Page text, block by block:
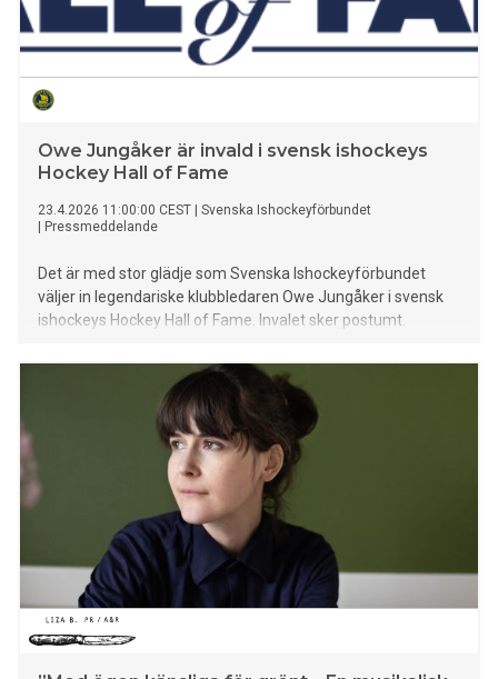
Owe Jungåker är invald i svensk ishockeys
Hockey Hall of Fame
23.4.2026 11:00:00 CEST
Svenska Ishockeyförbundet
Pressmeddelande
Det är med stor glädje som Svenska Ishockeyförbundet
väljer in legendariske klubbledaren Owe Jungåker i svensk
ishockeys Hockey Hall of Fame. Invalet sker postumt.